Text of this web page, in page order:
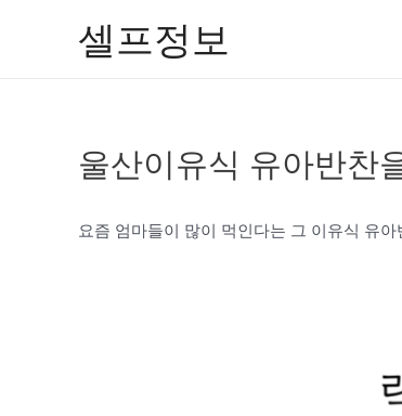
셀프정보
울산이유식 유아반찬
요즘 엄마들이 많이 먹인다는 그 이유식 유아